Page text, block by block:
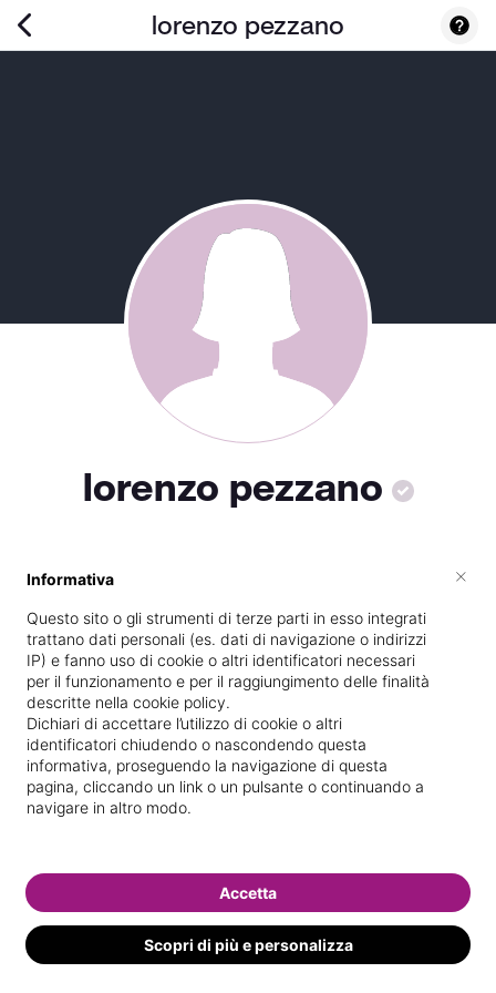
lorenzo pezzano
lorenzo pezzano
Specializzata inEpilazione con
laser/luce pulsata
Vedi le informazioni di lorenzo
Informativa
Questo sito o gli strumenti di terze parti in esso integrati
trattano dati personali (es. dati di navigazione o indirizzi
IP) e fanno uso di cookie o altri identificatori necessari
per il funzionamento e per il raggiungimento delle finalità
descritte nella cookie policy.
Dichiari di accettare l’utilizzo di cookie o altri
identificatori chiudendo o nascondendo questa
informativa, proseguendo la navigazione di questa
pagina, cliccando un link o un pulsante o continuando a
navigare in altro modo.
Scopri di più e personalizza
Accetta
×